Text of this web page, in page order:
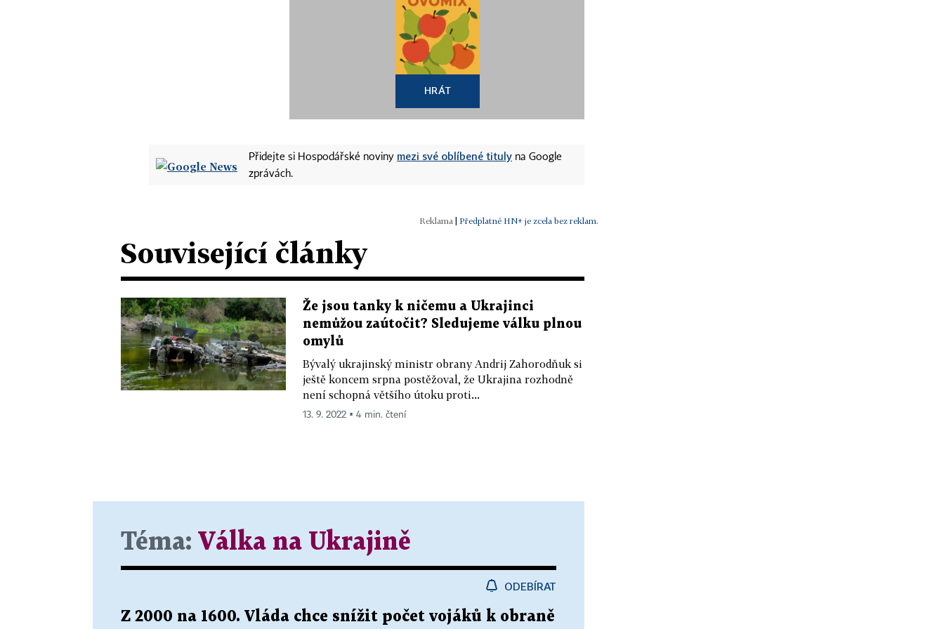
HRÁT
Přidejte si Hospodářské noviny mezi své oblíbené tituly na Google
zprávách.
| Předplatné HN+ je zcela bez reklam.
Související články
Že jsou tanky k ničemu a Ukrajinci
nemůžou zaútočit? Sledujeme válku plnou
omylů
Bývalý ukrajinský ministr obrany Andrij Zahorodňuk si
ještě koncem srpna postěžoval, že Ukrajina rozhodně
není schopná většího útoku proti...
13. 9. 2022 ▪ 4 min. čtení
Téma: Válka na Ukrajině
ODEBÍRAT
Z 2000 na 1600. Vláda chce snížit počet vojáků k obraně